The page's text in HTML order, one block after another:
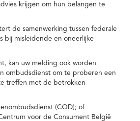
krijgen om hun belangen te
de samenwerking tussen federale
bij misleidende en oneerlijke
kan uw melding ook worden
ombudsdienst om te proberen een
treffen met de betrokken
(COD); of
voor de Consument België